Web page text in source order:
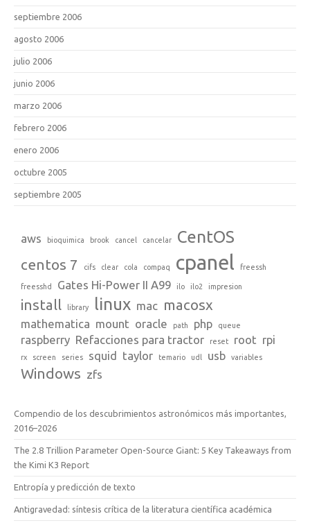
septiembre 2006
agosto 2006
julio 2006
junio 2006
marzo 2006
febrero 2006
enero 2006
octubre 2005
septiembre 2005
aws bioquimica brook cancel cancelar CentOS
centos 7 cifs clear cola compaq cpanel freessh
freesshd Gates Hi-Power II A99 ilo ilo2 impresion
install library linux mac macosx
mathematica mount oracle path php queue
raspberry Refacciones para tractor reset root rpi
rx screen series squid taylor temario udl usb variables
Windows zfs
Compendio de los descubrimientos astronómicos más importantes,
2016–2026
The 2.8 Trillion Parameter Open-Source Giant: 5 Key Takeaways from
the Kimi K3 Report
Entropía y predicción de texto
Antigravedad: síntesis crítica de la literatura científica académica